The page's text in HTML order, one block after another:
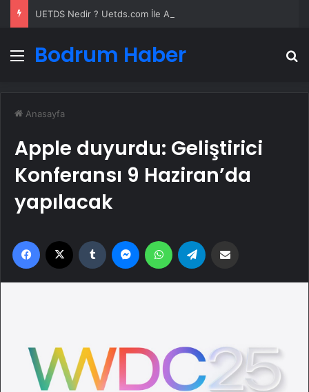
Menü
Bodrum Haber
Anasayfa
Apple duyurdu: Geliştirici
Konferansı 9 Haziran’da
yapılacak
Facebook Tumblr MessengerWhatsApp